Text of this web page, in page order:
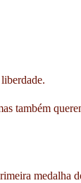
também
medalha